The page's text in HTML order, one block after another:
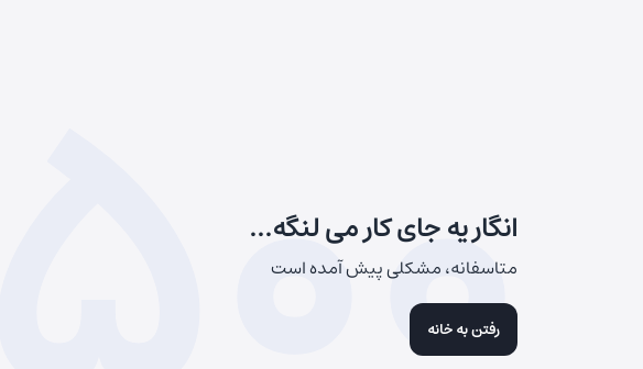
انگار یه جای کار می لنگه...
متاسفانه، مشکلی پیش آمده است
رفتن به خانه